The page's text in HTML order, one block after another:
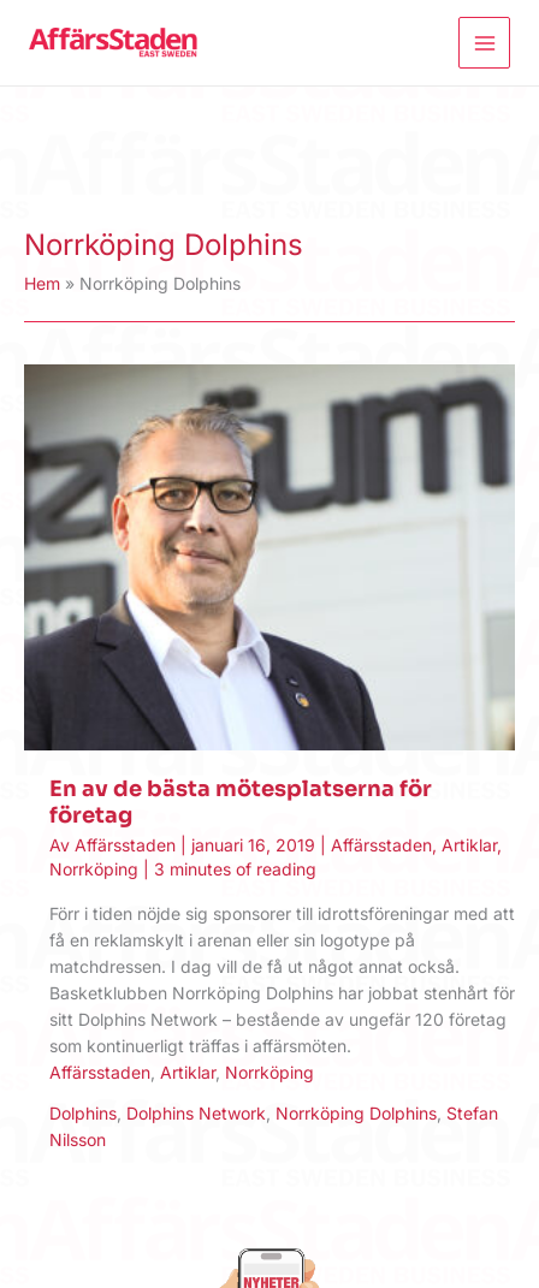
Norrköping Dolphins
Hem Norrköping Dolphins
En av de bästa mötesplatserna för
företag
Av Affärsstaden januari 16, 2019 Affärsstaden, Artiklar,
Norrköping
3 minutes of reading
Förr i tiden nöjde sig sponsorer till idrottsföreningar med att
få en reklamskylt i arenan eller sin logotype på
matchdressen. I dag vill de få ut något annat också.
Basketklubben Norrköping Dolphins har jobbat stenhårt för
sitt Dolphins Network – bestående av ungefär 120 företag
som kontinuerligt träffas i affärsmöten.
Affärsstaden Artiklar, Norrköping
Dolphins Dolphins Network Norrköping Dolphins Stefan
Nilsson